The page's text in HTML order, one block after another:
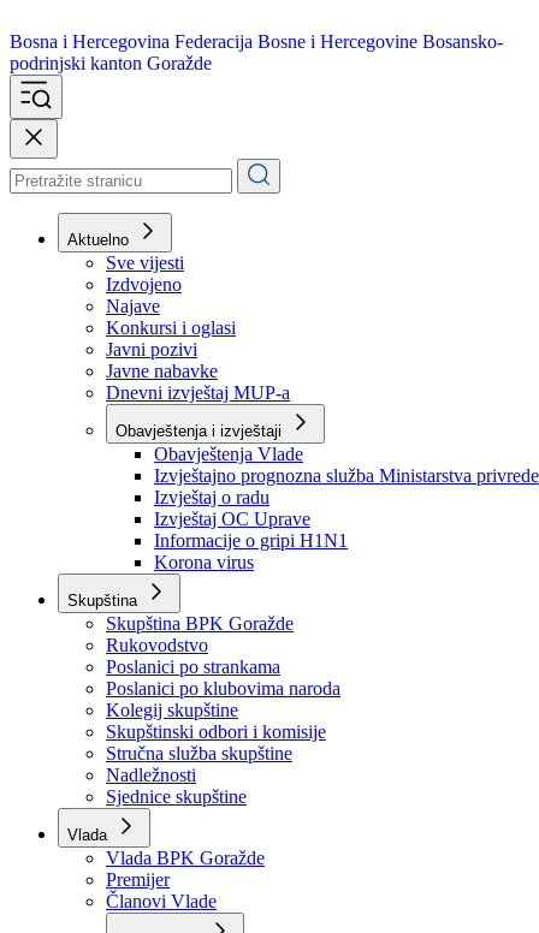
Bosna i Hercegovina
podrinjski kanton Goražde
Aktuelno
Sve vijesti
Izdvojeno
Najave
Konkursi i oglasi
Javni pozivi
Javne nabavke
Dnevni izvještaj MUP-a
Obavještenja i izvještaji
Obavještenja Vlade
Izvještajno prognozna služba Ministarstva privrede
Izvještaj o radu
Izvještaj OC Uprave
Informacije o gripi H1N1
Korona virus
Skupština
Skupština BPK Goražde
Rukovodstvo
Poslanici po strankama
Poslanici po klubovima naroda
Kolegij skupštine
Skupštinski odbori i komisije
Stručna služba skupštine
Nadležnosti
Sjednice skupštine
Vlada
Vlada BPK Goražde